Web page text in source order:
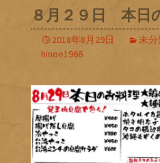
８月２９日 本日
2018年8月29日 未分
hinoe1966